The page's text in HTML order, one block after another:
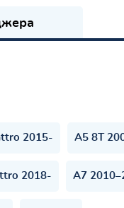
2015- A5 8T
2018- A7